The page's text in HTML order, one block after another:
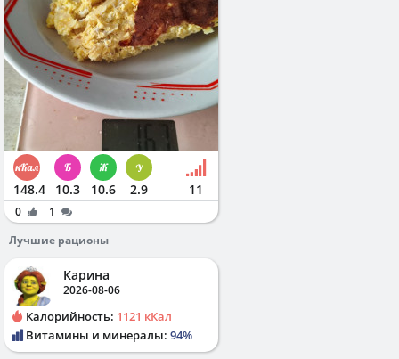
148.4 10.3 10.6 2.9 11
0
1
Лучшие рационы
Карина
2026-08-06
Калорийность: 1121 кКал
Витамины и минералы: 94%